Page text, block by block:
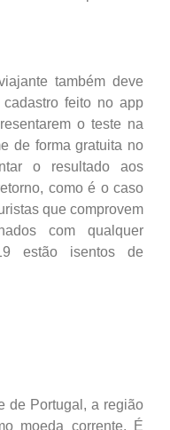
também deve
feito no app
o teste na
de forma gratuita no
o resultado aos
como é o caso
que comprovem
com qualquer
estão isentos de
de Portugal, a região
moeda corrente. É